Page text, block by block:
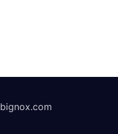
bignox.com